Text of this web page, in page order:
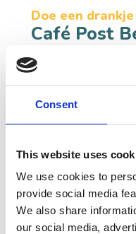
Consent
This website uses
We use cookies to
provide social media
We also share
our social media,
Doe een
Café Post
Bij Post Besoyen
goed gesprek en een
achtergrond.
Grotestraat 31,
Bel:0416-340883
Plan je route